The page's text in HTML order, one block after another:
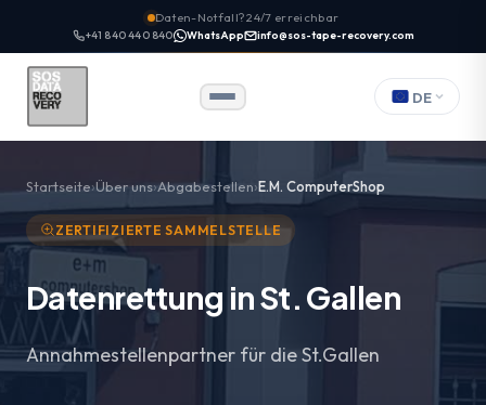
Daten-Notfall? 24/7 erreichbar
+41 840 440 840 WhatsApp info@sos-tape-recovery.com
DE
Startseite Über uns Abgabestellen E.M. ComputerShop
ZERTIFIZIERTE SAMMELSTELLE
Datenrettung in St. Gallen
Annahmestellenpartner für die St.Gallen